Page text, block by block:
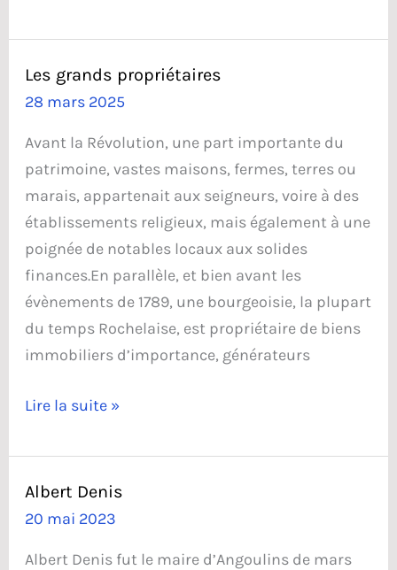
Les grands propriétaires
28 mars 2025
Avant la Révolution, une part importante du
patrimoine, vastes maisons, fermes, terres ou
marais, appartenait aux seigneurs, voire à des
établissements religieux, mais également à une
poignée de notables locaux aux solides
finances.En parallèle, et bien avant les
évènements de 1789, une bourgeoisie, la plupart
du temps Rochelaise, est propriétaire de biens
immobiliers d’importance, générateurs
Les
propriétaires
Lire la suite »
Albert Denis
20 mai 2023
Albert Denis fut le maire d’Angoulins de mars